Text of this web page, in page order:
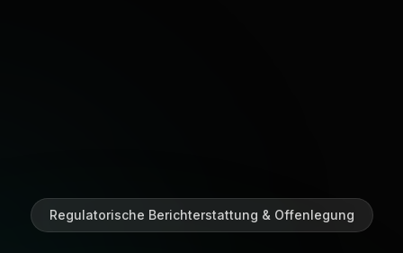
Regulatorische Berichterstattung & Offenlegung